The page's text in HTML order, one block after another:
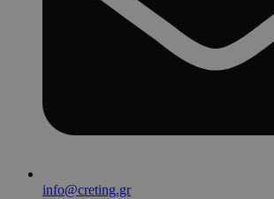
info@creting.gr